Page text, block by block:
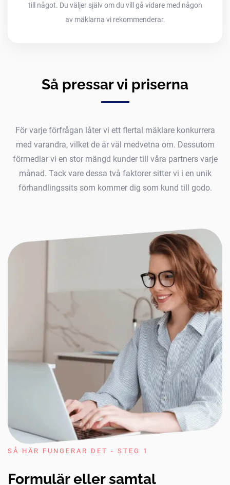
till något. Du väljer själv om du vill gå vidare med någon
av mäklarna vi rekommenderar.
Så pressar vi priserna
För varje förfrågan låter vi ett flertal mäklare konkurrera
med varandra, vilket de är väl medvetna om. Dessutom
förmedlar vi en stor mängd kunder till våra partners varje
månad. Tack vare dessa två faktorer sitter vi i en unik
förhandlingssits som kommer dig som kund till godo.
SÅ HÄR FUNGERAR DET - STEG 1
Formulär eller samtal